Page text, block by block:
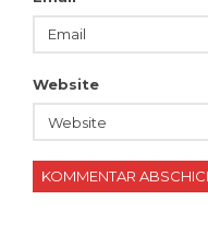
Website